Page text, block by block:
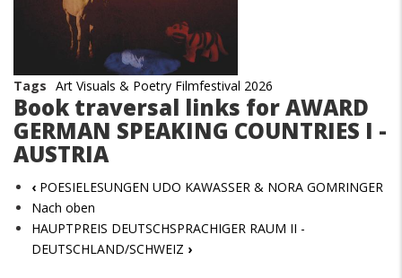
Tags Art Visuals & Poetry Filmfestival 2026
Book traversal links for AWARD
GERMAN SPEAKING COUNTRIES I -
AUSTRIA
‹ POESIELESUNGEN UDO KAWASSER & NORA GOMRINGER
Nach oben
HAUPTPREIS DEUTSCHSPRACHIGER RAUM II -
DEUTSCHLAND/SCHWEIZ ›